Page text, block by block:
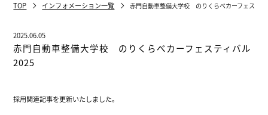
TOP インフォメーション一覧 赤門自動車整備大学校 のりくらべカーフェステ
2025.06.05
赤門自動車整備大学校 のりくらべカーフェスティバル
2025
採用関連記事を更新いたしました。